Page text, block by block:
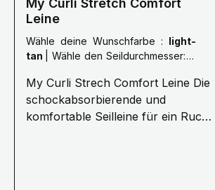
My Curli Stretch Comfort
Leine
Wähle deine Wunschfarbe : light-
tan
Wähle den Seildurchmesser:8
My Curli Strech Comfort Leine Die
schockabsorbierende und
komfortable Seilleine für ein Ruck-